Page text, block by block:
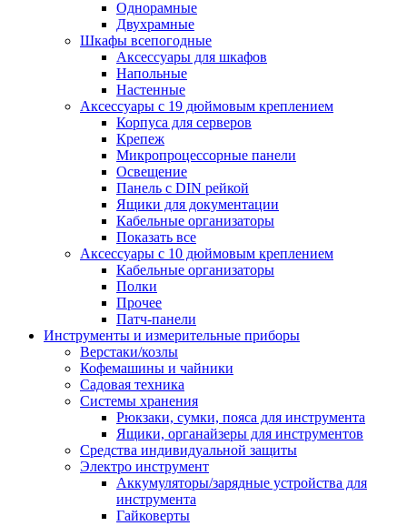
Однорамные
Двухрамные
Шкафы всепогодные
Аксессуары для шкафов
Напольные
Настенные
Аксессуары с 19 дюймовым креплением
Корпуса для серверов
Крепеж
Микропроцессорные панели
Освещение
Панель с DIN рейкой
Ящики для документации
Кабельные организаторы
Показать все
Аксессуары с 10 дюймовым креплением
Кабельные организаторы
Полки
Прочее
Патч-панели
Инструменты и измерительные приборы
Верстаки/козлы
Кофемашины и чайники
Садовая техника
Системы хранения
Рюкзаки, сумки, пояса для инструмента
Ящики, органайзеры для инструментов
Средства индивидуальной защиты
Электро инструмент
Аккумуляторы/зарядные устройства для
инструмента
Гайковерты